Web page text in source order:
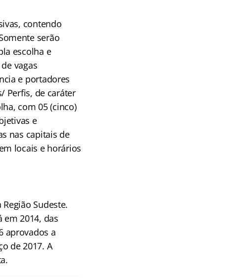
contendo
serão
escolha e
vagas
e portadores
Perfis, de caráter
com 05 (cinco)
e
nas capitais de
locais e horários
Sudeste.
em 2014, das
aprovados a
de 2017. A